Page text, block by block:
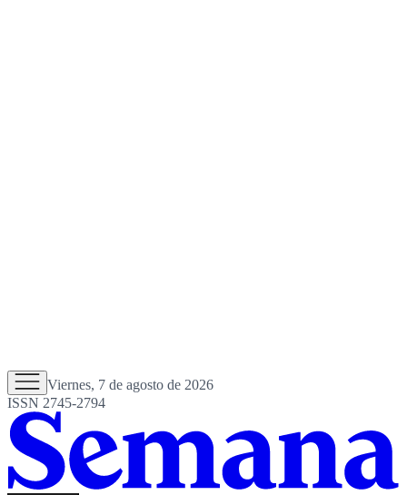
Viernes, 7 de agosto de 2026
ISSN 2745-2794